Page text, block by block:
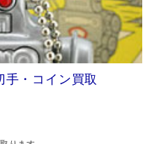
手・コイン買取